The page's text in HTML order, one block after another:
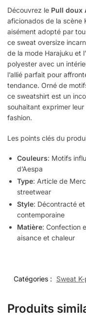
Découvrez le Pull doux
aficionados de la scène
aisément adopté par
ce sweat oversize
de la mode Harajuku et
polyester avec un
l’allié parfait pour
tendance. Orné de
ce sweatshirt est un
souhaitant exprimer
fashion.
Les points clés du
Couleurs: Motifs
d’Aespa
Type: Article de
streetwear
Style: Décontracté
contemporaine
Matière: Confection
aisance et chaleur
Catégories :
Sweat
Produits